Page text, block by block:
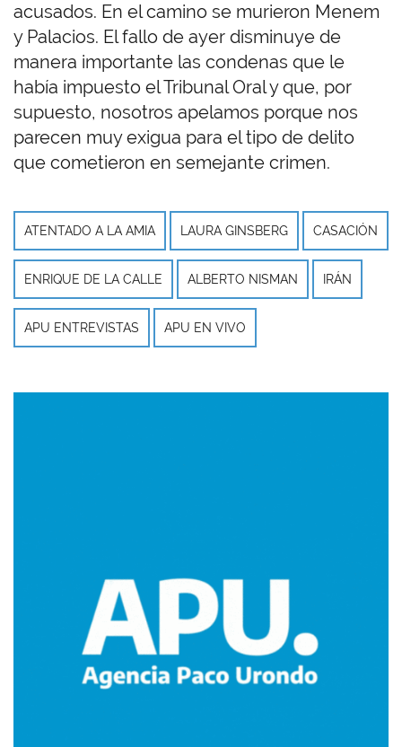
acusados. En el camino se murieron Menem
y Palacios. El fallo de ayer disminuye de
manera importante las condenas que le
había impuesto el Tribunal Oral y que, por
supuesto, nosotros apelamos porque nos
parecen muy exigua para el tipo de delito
que cometieron en semejante crimen.
ATENTADO A LA AMIA LAURA GINSBERG CASACIÓN
ENRIQUE DE LA CALLE ALBERTO NISMAN IRÁN
APU ENTREVISTAS APU EN VIVO